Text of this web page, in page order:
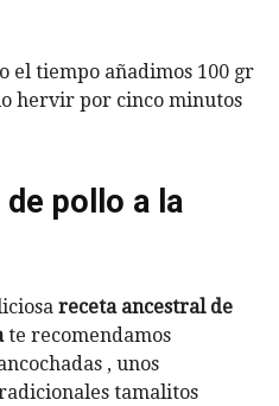
el tiempo añadimos 100 gr
hervir por cinco minutos
pollo a la
receta ancestral de
te recomendamos
, unos
tamalitos